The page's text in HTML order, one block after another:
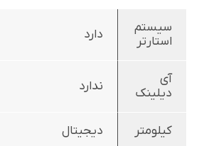
سیستم
استارتر
دارد
آی
دیلینک
ندارد
کیلومتر دیجیتال